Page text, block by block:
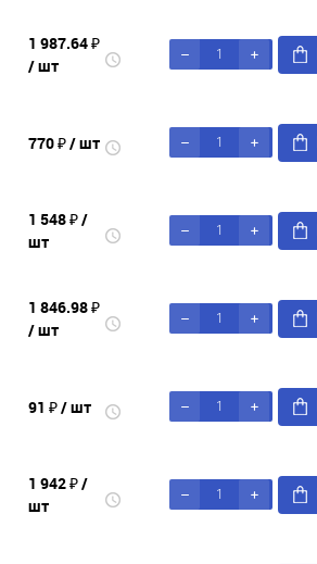
1 987.64 ₽
/ шт
770 ₽/ шт
1 548 ₽/
шт
1 846.98 ₽
/ шт
91 ₽/ шт
1 942 ₽/
шт